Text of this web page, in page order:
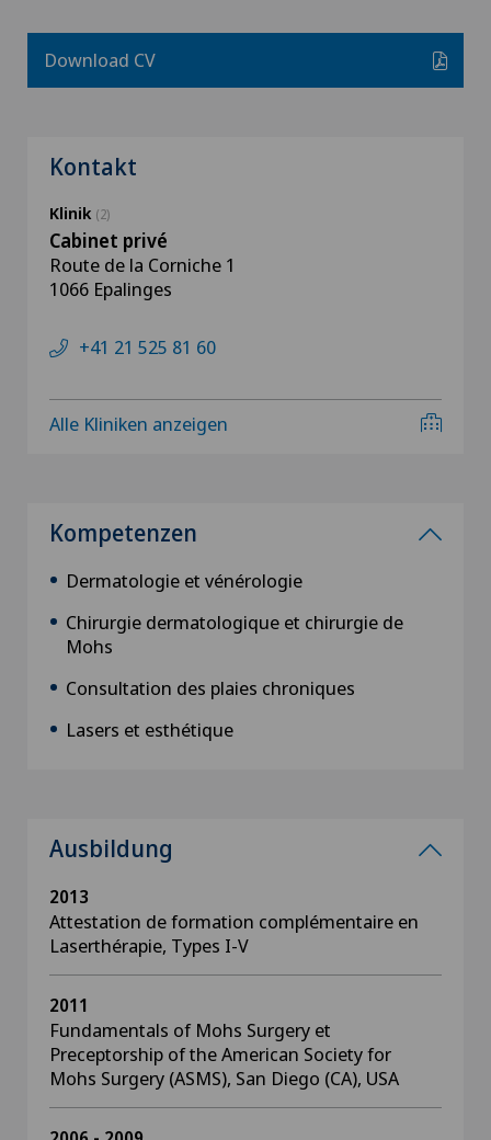
Download CV
Kontakt
Klinik (2)
Cabinet privé
Route de la Corniche 1
1066 Epalinges
+41 21 525 81 60
Alle Kliniken anzeigen
Kompetenzen
Dermatologie et vénérologie
Chirurgie dermatologique et chirurgie de
Mohs
Consultation des plaies chroniques
Lasers et esthétique
Ausbildung
2013
Attestation de formation complémentaire en
Laserthérapie, Types I-V
2011
Fundamentals of Mohs Surgery et
Preceptorship of the American Society for
Mohs Surgery (ASMS), San Diego (CA), USA